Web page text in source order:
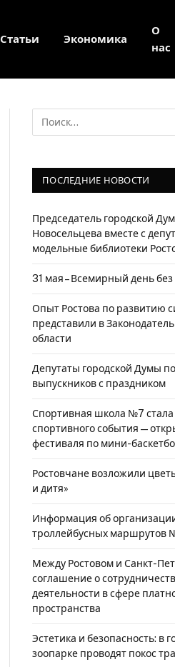
Статьи Экономика
О
нас
ПОСЛЕДНИЕ НОВОСТИ
Председатель городской
Новосельцева вместе с
модельные библиотеки
31 мая – Всемирный день без
Опыт Ростова по развитию
представили в
области
Депутаты городской Думы
выпускников с праздником
Спортивная школа №7
спортивного события —
фестиваля по мини-
Ростовчане возложили
и дитя»
Информация об
троллейбусных маршрутов
Между Ростовом и Санкт-
соглашение о
деятельности в сфере
пространства
Эстетика и безопасность: в
зоопарке проводят покос